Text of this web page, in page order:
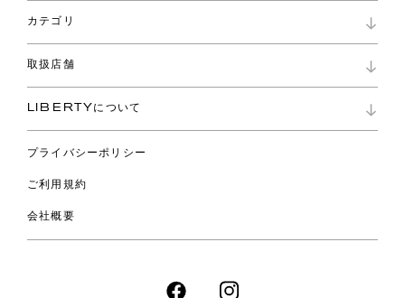
ショッピングバッグ
お問い合わせ
よくあるご質問
ご利用ガイド
カテゴリ
コレクション
ファブリックス
バッグ
ウェア
ライフスタイル
スペシャル
取扱店舗
リバティ・ファブリックス
LIBERTYについて
プライバシーポリシー
ご利用規約
会社概要